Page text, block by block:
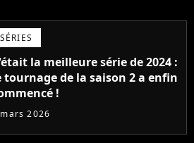
SÉRIES
la meilleure série de 2024 :
tournage de la saison 2 a enfin
!
2026